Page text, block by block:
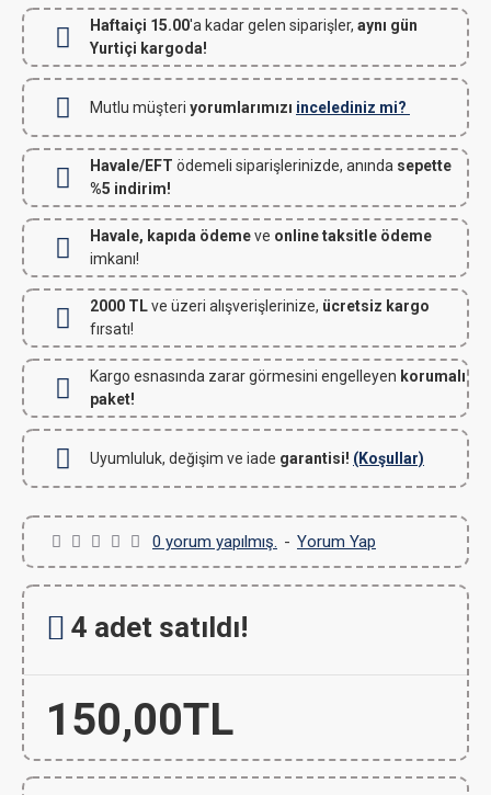
Haftaiçi 15.00'a kadar gelen siparişler, aynı gün
Yurtiçi kargoda!
Mutlu müşteri yorumlarımızı incelediniz mi?
Havale/EFT ödemeli siparişlerinizde, anında sepette
%5 indirim!
Havale, kapıda ödemeve online taksitle ödeme
imkanı!
2000 TLve üzeri alışverişlerinize, ücretsiz kargo
fırsatı!
Kargo esnasında zarar görmesini engelleyen korumalı
paket!
Uyumluluk, değişim ve iade garantisi! (Koşullar)
0 yorum yapılmış. - Yorum Yap
150,00TL
4 adet satıldı!